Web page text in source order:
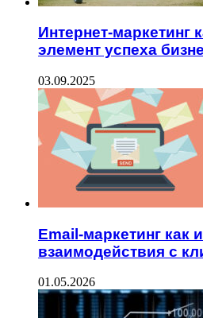
Интернет-маркетинг
элемент успеха
03.09.2025
Email-маркетинг как
взаимодействия с
01.05.2026